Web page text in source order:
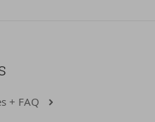
+ FAQ